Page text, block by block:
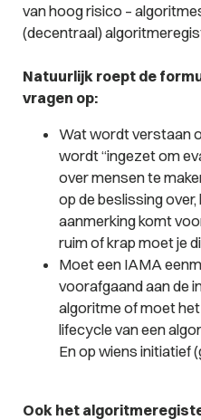
van hoog risico –
(decentraal)
Natuurlijk roept de
vragen op:
Wat wordt verstaan
wordt “ingezet om
over mensen te
op de beslissing
aanmerking komt
ruim of krap moet je
Moet een IAMA
voorafgaand aan de
algoritme of moet
lifecycle van een
En op wiens initiatief
Ook het